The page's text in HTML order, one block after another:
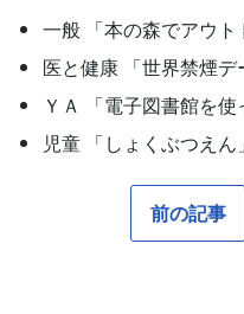
一般 「本の森でアウト
医と健康 「世界禁煙
ＹＡ 「電子図書館を使
児童 「しょくぶつえん」
前の記事